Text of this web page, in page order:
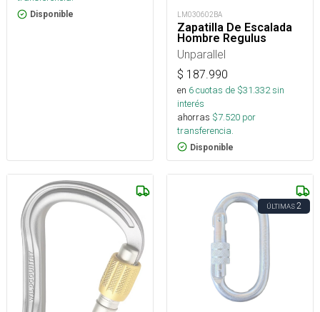
Disponible LM030602BA
Zapatilla De Escalada
Hombre Regulus
Unparallel
$ 187.990
en 6cuotas de $31.332sin
interés
ahorras $7.520 por
transferencia.
Disponible
ÚLTIMAS2